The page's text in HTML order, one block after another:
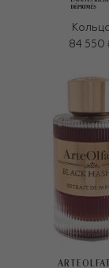
84 550